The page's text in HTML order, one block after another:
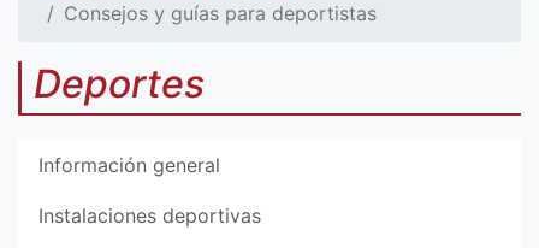
Consejos y guías para deportistas
Deportes
Información general
Instalaciones deportivas